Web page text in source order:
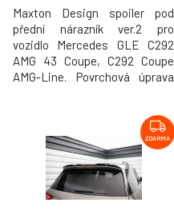
Maxton Design spoiler pod
přední nárazník ver.2 pro
vozidlo Mercedes GLE C292
AMG 43 Coupe, C292 Coupe
AMG-Line. Povrchová úprava
ZDARMA